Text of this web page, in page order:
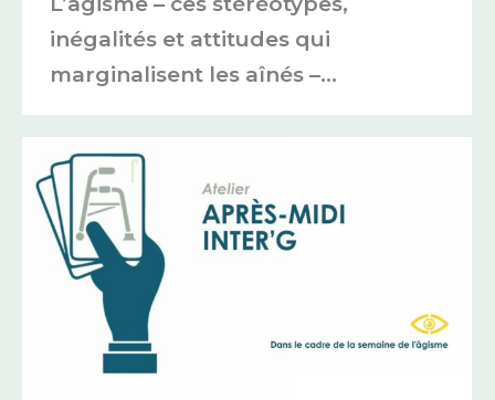
inégalités et attitudes qui
marginalisent les aînés –…